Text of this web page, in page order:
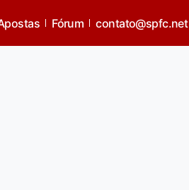
Fórum contato@spfc.net